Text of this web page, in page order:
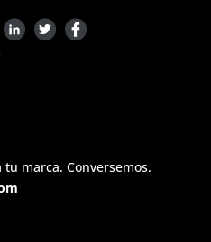
marca. Conversemos.